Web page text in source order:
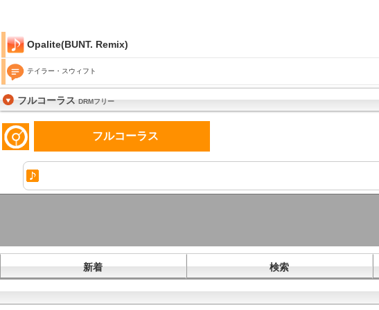
Opalite(BUNT. Remix)
テイラー・スウィフト
フルコーラスDRMフリー
フルコーラス
新着 検索